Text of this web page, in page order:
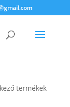
termékek